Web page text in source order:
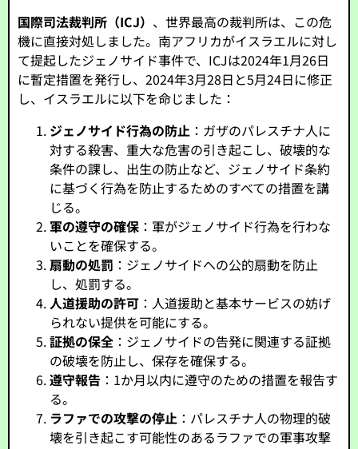
国際司法裁判所（ICJ） 、世界最高の裁判所は、この危
機に直接対処しました。南アフリカがイスラエルに対し
て提起したジェノサイド事件で、ICJは2024年1月26日
に暫定措置を発行し、2024年3月28日と5月24日に修正
し、イスラエルに以下を命じました：
ジェノサイド行為の防止 ：ガザのパレスチナ人に
対する殺害、重大な危害の引き起こし、破壊的な
条件の課し、出生の防止など、ジェノサイド条約
に基づく行為を防止するためのすべての措置を講
じる。
軍の遵守の確保 ：軍がジェノサイド行為を行わな
いことを確保する。
扇動の処罰 ：ジェノサイドへの公的扇動を防止
し、処罰する。
人道援助の許可 ：人道援助と基本サービスの妨げ
られない提供を可能にする。
証拠の保全 ：ジェノサイドの告発に関連する証拠
の破壊を防止し、保存を確保する。
遵守報告 ：1か月以内に遵守のための措置を報告す
る。
ラファでの攻撃の停止 ：パレスチナ人の物理的破
壊を引き起こす可能性のあるラファでの軍事攻撃